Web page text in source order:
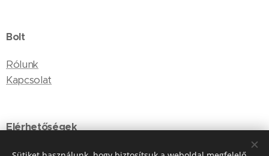
Bolt
Rólunk
Kapcsolat
Elérhetőségek